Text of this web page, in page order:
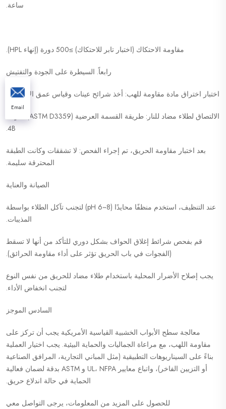
ساعة.
مقاومة الاحتكاك (اختبار تابر للاحتكاك) ≥500 دورة (إنهاء HPL).
رابعاً. السيطرة على الجودة والتفتيش
اختبار اختراق مادة مقاومة للهب: أخذ شرائح عينات وقياس عمق الانغماس.
4B.
بعد اختبار مقاومة الحريق، تم إجراء الفحص: لا تشققات وكانت الطبقة
المحترقة سليمة.
الصيانة والعناية
عند التنظيف، استخدم منظفًا محايدًا (pH 6~8) لتجنب تآكل الطلاء بواسطة
المذيبات.
قم بفحص شرائط إغلاق الحواف بشكل دوري للتأكد من أنها لا تسقط
(الفجوات في باب الحريق تؤثر على أداء مقاومة الحرائق).
يجب إصلاح الأضرار المحلية باستخدام طلاء مضاد للحريق من نفس النوع
لتجنب انخفاض الأداء.
السادس الموجز
معالجة سطح الأبواب الخشبية القياسية الأمريكية يجب أن تركز على
مقاومة اللهب، مع مراعاة الجماليات والحماية البيئية. يجب اختيار العملية
بناءً على السيناريوهات التطبيقية (مثل المباني التجارية، المرافق الصناعية
أو التزيين الفاخر)، واتباع معايير UL، NFPA و ASTM بدقة لضمان فعالية
الحماية في حالة اندلاع حريق.
للحصول على المزيد من المعلومات، يرجى التواصل معي
Email